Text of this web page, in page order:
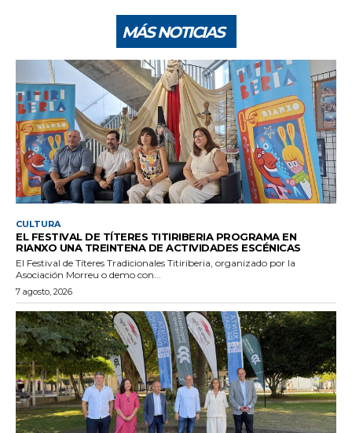
MÁS NOTICIAS
CULTURA
EL FESTIVAL DE TÍTERES TITIRIBERIA PROGRAMA EN
RIANXO UNA TREINTENA DE ACTIVIDADES ESCÉNICAS
El Festival de Títeres Tradicionales Titiriberia, organizado por la
Asociación Morreu o demo con...
7 agosto, 2026